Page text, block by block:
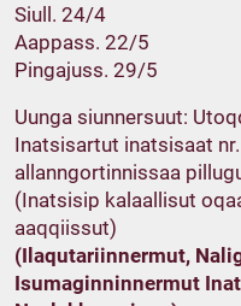
Siull. 24/4
Aappass. 22/5
Pingajuss. 29/5
Uunga siunnersuut:
Inatsisartut inatsisaat
allanngortinnissaa
(Inatsisip kalaallisut
aaqqiissut)
(Ilaqutariinnermut,
Isumaginninnermut